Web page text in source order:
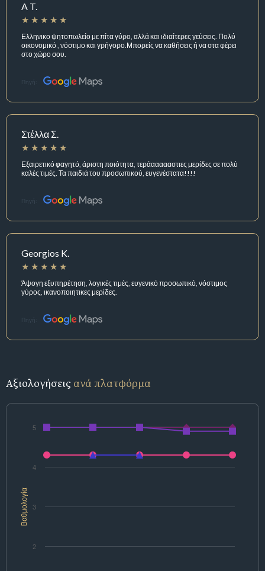
A T.
Ελληνικο ψητοπωλείο με πίτα γύρο, αλλά και ιδιαίτερες γεύσεις. Πολύ
οικονομικό , νόστιμο και γρήγορο.Μπορείς να καθήσεις ή να στα φέρει
στο χώρο σου.
Πηγή:
Στέλλα Σ.
Εξαιρετικό φαγητό, άριστη ποιότητα, τεράαααααστιες μερίδες σε πολύ
καλές τιμές. Τα παιδιά του προσωπικού, ευγενέστατα!!!!
Πηγή:
Georgios K.
Άψογη εξυπηρέτηση, λογικές τιμές, ευγενικό προσωπικό, νόστιμος
γύρος, ικανοποιητικες μερίδες.
Πηγή:
Αξιολογήσεις ανά πλατφόρμα
Βαθμολογία
2
3
4
5